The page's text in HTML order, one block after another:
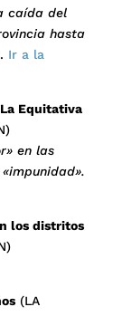
caída del
hasta
. Ir a la
Equitativa
en las
los distritos
(LA